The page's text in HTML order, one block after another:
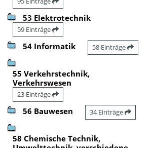
53 Elektrotechnik
59 Einträge
54 Informatik 58 Einträge
55 Verkehrstechnik,
Verkehrswesen
23 Einträge
56 Bauwesen 34 Einträge
58 Chemische Technik,